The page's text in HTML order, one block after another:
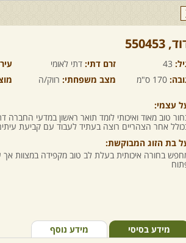
550453
43 זרם דתי: דתי לאומי
170 ס"מ מצב משפחתי: רווק/ה
עצמי:
טוב מאוד ואיכותי לומד תואר ראשון במדעי החברה
אחר הצהריים רוצה בעתיד לעבוד עם קביעת
בת הזוג המבוקשת:
בחורה איכותית בעלת לב טוב מקפידה במצוות
מידע בסיסי מידע נוסף